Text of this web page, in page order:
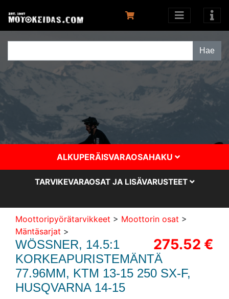
ALKUPERÄISVARAOSAHAKU
TARVIKEVARAOSAT JA LISÄVARUSTEET
Moottoripyörätarvikkeet > Moottorin osat >
Mäntäsarjat >
275.52 €
WÖSSNER, 14.5:1
KORKEAPURISTEMÄNTÄ
77.96MM, KTM 13-15 250 SX-F,
HUSQVARNA 14-15